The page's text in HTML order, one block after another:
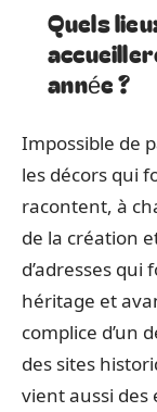
Quels
année ?
Impossible de
les décors qui
racontent, à
de la création
d’adresses
héritage et
complice d’un
des sites
vient aussi des